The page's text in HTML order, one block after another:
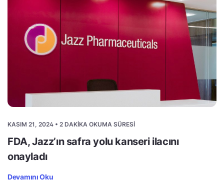
KASIM 21, 2024 • 2 DAKIKA OKUMA SÜRESI
FDA, Jazz’ın safra yolu kanseri ilacını
onayladı
Devamını Oku